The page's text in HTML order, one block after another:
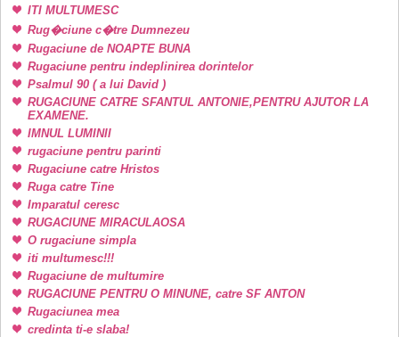
ITI MULTUMESC
Rug�ciune c�tre Dumnezeu
Rugaciune de NOAPTE BUNA
Rugaciune pentru indeplinirea dorintelor
Psalmul 90 ( a lui David )
RUGACIUNE CATRE SFANTUL ANTONIE,PENTRU AJUTOR LA
EXAMENE.
IMNUL LUMINII
rugaciune pentru parinti
Rugaciune catre Hristos
Ruga catre Tine
Imparatul ceresc
RUGACIUNE MIRACULAOSA
O rugaciune simpla
iti multumesc!!!
Rugaciune de multumire
RUGACIUNE PENTRU O MINUNE, catre SF ANTON
Rugaciunea mea
credinta ti-e slaba!